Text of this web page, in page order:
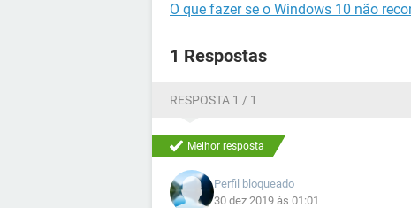
O que fazer se o Windows 10 não
1 Respostas
RESPOSTA 1 / 1
Melhor resposta
Perfil bloqueado
30 dez 2019 às 01:01